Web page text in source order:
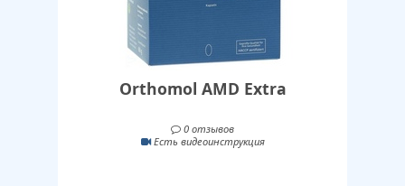
Orthomol AMD Extra
0 отзывов
Есть видеоинструкция